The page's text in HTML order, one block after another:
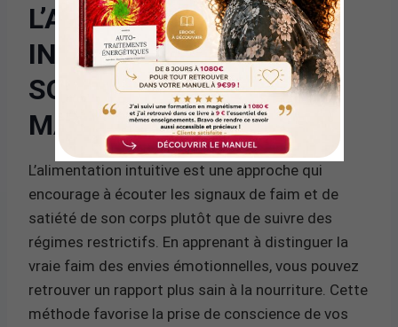
L’ALIMENTATION
INTUITIVE : ÉCOUTER
SON CORPS POUR
MAIGRIR
L’alimentation intuitive est une approche qui
encourage à écouter les signaux de faim et de
satiété de son corps plutôt que de suivre des
régimes restrictifs. En apprenant à distinguer la
vraie faim des envies émotionnelles, vous pouvez
retrouver un rapport plus sain à la nourriture. Cette
méthode favorise la prise de conscience de vos